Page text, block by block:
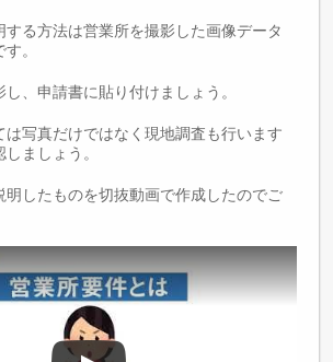
する方法は営業所を撮影した画像データ
。
、申請書に貼り付けましょう。
は写真だけではなく現地調査も行います
ましょう。
明したものを切抜動画で作成したのでご